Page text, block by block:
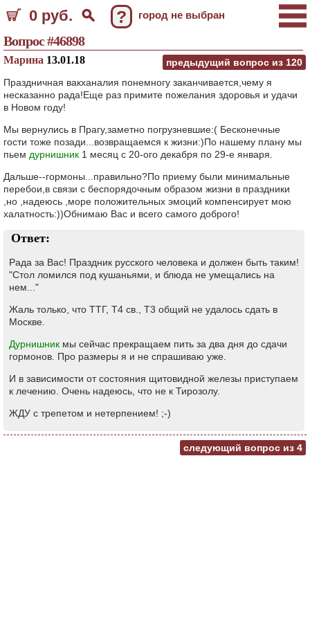
0 руб. ? город не выбран
Вопрос #46898
предыдущий вопрос из 120
Марина 13.01.18
Праздничная вакханалия понемногу заканчивается,чему я
несказанно рада!Еще раз примите пожелания здоровья и удачи
в Новом году!
Мы вернулись в Прагу,заметно погрузневшие:( Бесконечные
гости тоже позади...возвращаемся к жизни:)По нашему плану мы
пьем дурнишник 1 месяц с 20-ого декабря по 29-е января.
Дальше--гормоны...правильно?По приему были минимальные
перебои,в связи с беспорядочным образом жизни в праздники
,но ,надеюсь ,море положительных эмоций компенсирует мою
халатность:))Обнимаю Вас и всего самого доброго!
Ответ:
Рада за Вас! Праздник русского человека и должен быть таким!
"Стол ломился под кушаньями, и блюда не умещались на
нем..."
Жаль только, что ТТГ, Т4 св., Т3 общий не удалось сдать в
Москве.
Дурнишник мы сейчас прекращаем пить за два дня до сдачи
гормонов. Про размеры я и не спрашиваю уже.
И в зависимости от состояния щитовидной железы приступаем
к лечению. Очень надеюсь, что не к Тирозолу.
ЖДУ с трепетом и нетерпением! ;-)
следующий вопрос из 4